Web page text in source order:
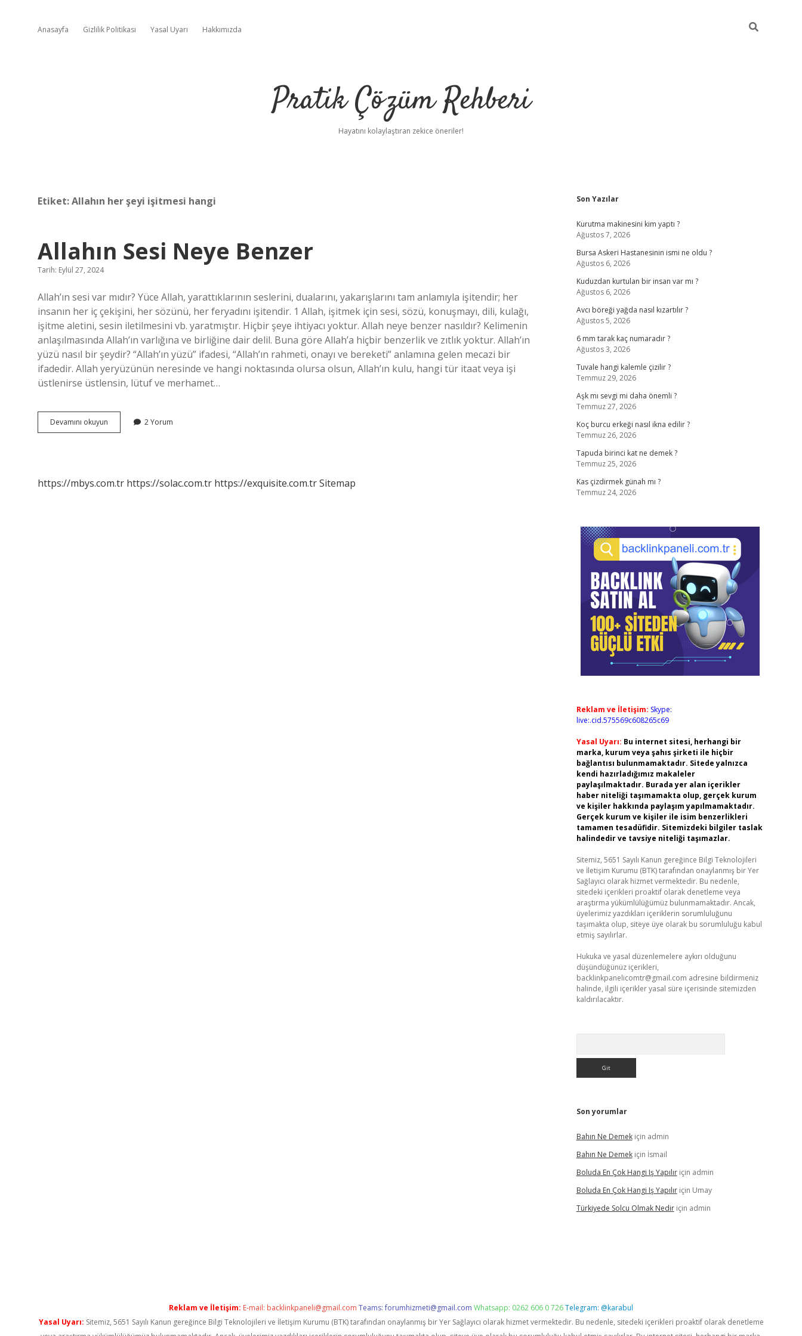
Anasayfa Gizlilik Politikası Yasal Uyarı Hakkımızda
Pratik Çözüm Rehberi
Hayatını kolaylaştıran zekice öneriler!
Etiket:Allahın her şeyi işitmesi hangi
Allahın Sesi Neye Benzer
Tarih: Eylül 27, 2024
Allah’ın sesi var mıdır? Yüce Allah, yarattıklarının seslerini, dualarını, yakarışlarını tam anlamıyla işitendir; her
insanın her iç çekişini, her sözünü, her feryadını işitendir. 1 Allah, işitmek için sesi, sözü, konuşmayı, dili, kulağı,
işitme aletini, sesin iletilmesini vb. yaratmıştır. Hiçbir şeye ihtiyacı yoktur. Allah neye benzer nasıldır? Kelimenin
anlaşılmasında Allah’ın varlığına ve birliğine dair delil. Buna göre Allah’a hiçbir benzerlik ve zıtlık yoktur. Allah’ın
yüzü nasıl bir şeydir? “Allah’ın yüzü” ifadesi, “Allah’ın rahmeti, onayı ve bereketi” anlamına gelen mecazi bir
ifadedir. Allah yeryüzünün neresinde ve hangi noktasında olursa olsun, Allah’ın kulu, hangi tür itaat veya işi
üstlenirse üstlensin, lütuf ve merhamet…
Devamını okuyun
Sesi
2 Yorum
https://mbys.com.tr https://solac.com.tr https://exquisite.com.trSitemap
Sidebar
Son Yazılar
Kurutma makinesini kim yaptı ?
Ağustos 7, 2026
Bursa Askeri Hastanesinin ismi ne oldu ?
Ağustos 6, 2026
Kuduzdan kurtulan bir insan var mı ?
Ağustos 6, 2026
Avcı böreği yağda nasıl kızartılır ?
Ağustos 5, 2026
6 mm tarak kaç numaradır ?
Ağustos 3, 2026
Tuvale hangi kalemle çizilir ?
Temmuz 29, 2026
Aşk mı sevgi mi daha önemli ?
Temmuz 27, 2026
Koç burcu erkeği nasıl ikna edilir ?
Temmuz 26, 2026
Tapuda birinci kat ne demek ?
Temmuz 25, 2026
Kas çizdirmek günah mı ?
Temmuz 24, 2026
Reklam ve İletişim: Skype:
live:.cid.575569c608265c69
Yasal Uyarı: Bu internet sitesi, herhangi bir
marka, kurum veya şahıs şirketi ile hiçbir
bağlantısı bulunmamaktadır. Sitede yalnızca
kendi hazırladığımız makaleler
paylaşılmaktadır. Burada yer alan içerikler
haber niteliği taşımamakta olup, gerçek kurum
ve kişiler hakkında paylaşım yapılmamaktadır.
Gerçek kurum ve kişiler ile isim benzerlikleri
tamamen tesadüfidir. Sitemizdeki bilgiler taslak
halindedir ve tavsiye niteliği taşımazlar.
Sitemiz, 5651 Sayılı Kanun gereğince Bilgi Teknolojileri
ve İletişim Kurumu (BTK) tarafından onaylanmış bir Yer
Sağlayıcı olarak hizmet vermektedir. Bu nedenle,
sitedeki içerikleri proaktif olarak denetleme veya
araştırma yükümlülüğümüz bulunmamaktadır. Ancak,
üyelerimiz yazdıkları içeriklerin sorumluluğunu
taşımakta olup, siteye üye olarak bu sorumluluğu kabul
etmiş sayılırlar.
Hukuka ve yasal düzenlemelere aykırı olduğunu
düşündüğünüz içerikleri,
backlinkpanelicomtr@gmail.com adresine bildirmeniz
halinde, ilgili içerikler yasal süre içerisinde sitemizden
kaldırılacaktır.
Son yorumlar
Bahın Ne Demekiçin admin
Bahın Ne Demekiçin İsmail
Boluda En Çok Hangi Iş Yapılıriçin admin
Boluda En Çok Hangi Iş Yapılıriçin Umay
Türkiyede Solcu Olmak Nediriçin admin
Reklam ve İletişim: E-mail: backlinkpaneli@gmail.com Teams:forumhizmeti@gmail.com Whatsapp: 0262 606 0 726Telegram: @karabul
Yasal Uyarı: Sitemiz, 5651 Sayılı Kanun gereğince Bilgi Teknolojileri ve İletişim Kurumu (BTK) tarafından onaylanmış bir Yer Sağlayıcı olarak hizmet vermektedir. Bu nedenle, sitedeki içerikleri proaktif olarak denetleme